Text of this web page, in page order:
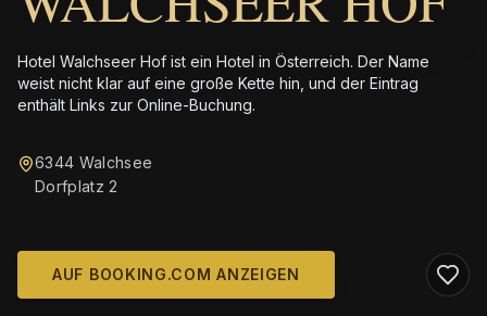
Hotel Walchseer Hof ist ein Hotel in Österreich. Der Name
weist nicht klar auf eine große Kette hin, und der Eintrag
enthält Links zur Online-Buchung.
6344 Walchsee
Dorfplatz 2
AUF BOOKING.COM ANZEIGEN